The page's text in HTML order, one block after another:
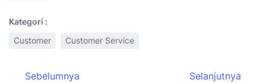
Kategori :
Customer
Customer Service
Sebelumnya Selanjutnya